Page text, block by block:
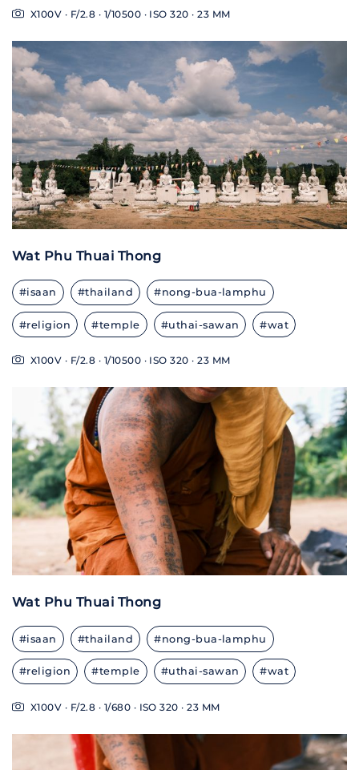
X100V · F/2.8 · 1/10500 · ISO 320 · 23 MM
Wat Phu Thuai Thong
#isaan #thailand #nong-bua-lamphu
#religion #temple #uthai-sawan #wat
X100V · F/2.8 · 1/10500 · ISO 320 · 23 MM
Wat Phu Thuai Thong
#isaan #thailand #nong-bua-lamphu
#religion #temple #uthai-sawan #wat
X100V · F/2.8 · 1/680 · ISO 320 · 23 MM